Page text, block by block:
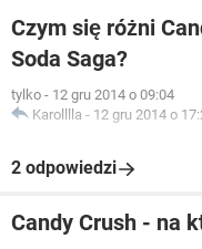
Czym się różni
Soda Saga?
tylko - 12 gru 2014 o 09:04
Karolllla - 12 gru 2014 o
2 odpowiedzi
Candy Crush - na